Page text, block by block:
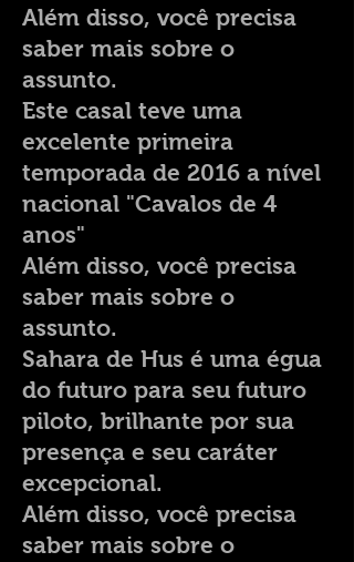
Além disso, você precisa
saber mais sobre o
assunto.
Este casal teve uma
excelente primeira
temporada de 2016 a nível
nacional "Cavalos de 4
anos"
Além disso, você precisa
saber mais sobre o
assunto.
Sahara de Hus é uma égua
do futuro para seu futuro
piloto, brilhante por sua
presença e seu caráter
excepcional.
Além disso, você precisa
saber mais sobre o